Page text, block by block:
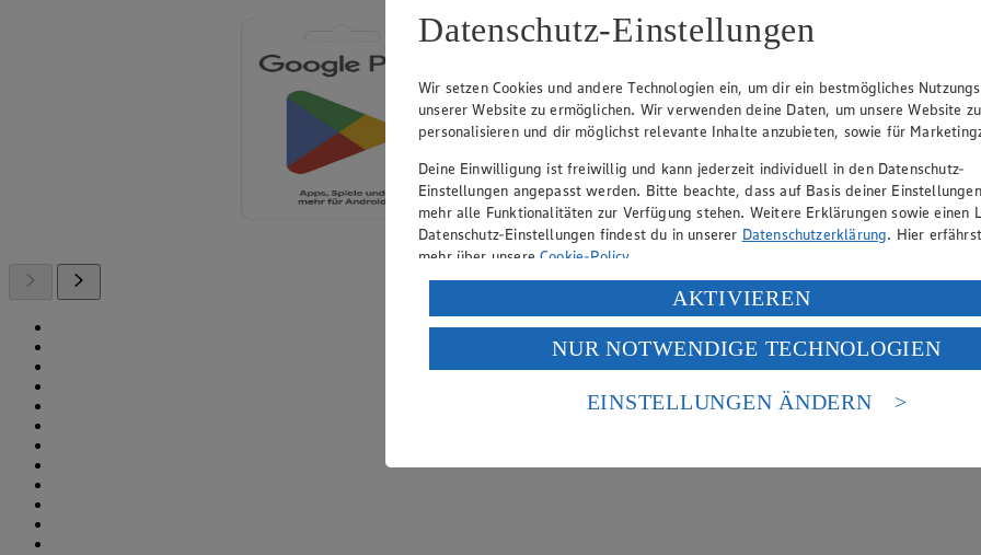
Datenschutz-Einstellungen
Wir setzen Cookies und andere Technologien ein, um dir ein bestmögliches
unserer Website zu ermöglichen. Wir verwenden deine Daten, um unsere Website zu
personalisieren und dir möglichst relevante Inhalte anzubieten, sowie für
Deine Einwilligung ist freiwillig und kann jederzeit individuell in den Datenschutz-
Einstellungen angepasst werden. Bitte beachte, dass auf Basis deiner
mehr alle Funktionalitäten zur Verfügung stehen. Weitere Erklärungen sowie einen
Datenschutz-Einstellungen findest du in unserer Datenschutzerklärung. Hier
mehr über unsereCookie-Policy.
Verarbeitung deiner personenbezogenen Daten in den USA durch Facebook und
Wenn du auf „Aktivieren“ klickst, willigst du im Sinne des Art. 49 Abs. 1 Satz 1 lit.
ein, dass deine Daten in den USA verarbeitet werden. Der EuGH sieht die USA als
einem nach europäischen Standards nicht angemessenen Datenschutzniveau an. Es
Risiko eines Zugriffs durch US-amerikanische Behörden.
AKTIVIEREN
NUR NOTWENDIGE TECHNOLOGIEN
EINSTELLUNGEN ÄNDERN